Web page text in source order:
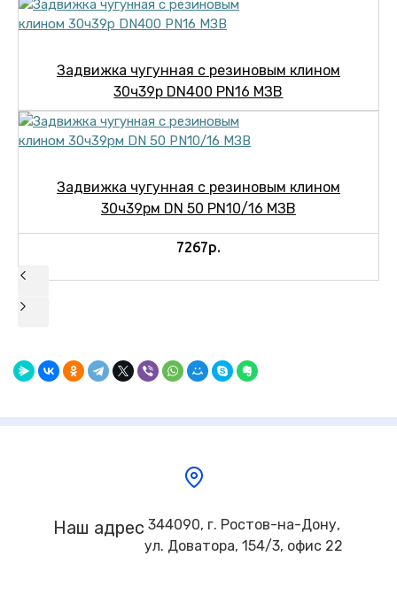
Задвижка чугунная с резиновым клином
30ч39р DN400 PN16 МЗВ
Задвижка чугунная с резиновым клином
30ч39рм DN 50 PN10/16 МЗВ
7267р.
Наш адрес 344090, г. Ростов-на-Дону,
ул. Доватора, 154/3, офис 22